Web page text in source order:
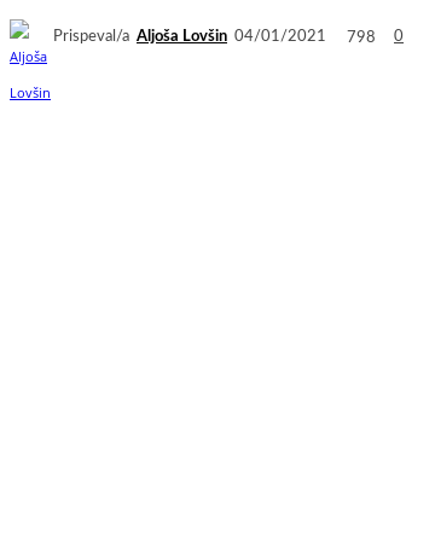
Prispeval/a Aljoša Lovšin 04/01/2021 798 0